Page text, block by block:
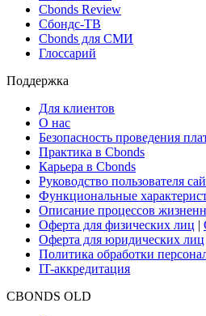
Новости и Аналитика
Новости рынка
Research Hub
Cbonds Review
Сбондс-ТВ
Глоссарий
Поддержка
Для клиентов
О нас
Безопасность проведения
Практика в Cbonds
Карьера в Cbonds
Руководство пользователя
Функциональные
Описание процессов
Оферта для физических лиц
Оферта для юридических лиц